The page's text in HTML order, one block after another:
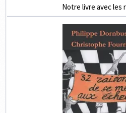
Notre livre avec les